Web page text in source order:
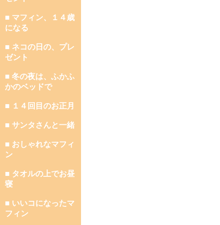
■ マフィン、１４歳
になる
■ ネコの日の、プレ
ゼント
■ 冬の夜は、ふかふ
かのベッドで
■ １４回目のお正月
■ サンタさんと一緒
■ おしゃれなマフィ
ン
■ タオルの上でお昼
寝
■ いいコになったマ
フィン